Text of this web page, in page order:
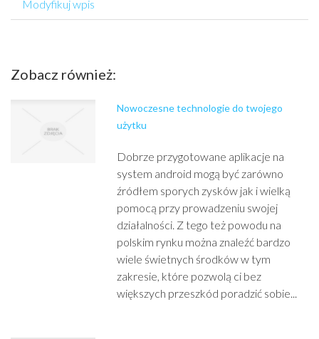
Modyfikuj wpis
Zobacz również:
Nowoczesne technologie do twojego
użytku
Dobrze przygotowane aplikacje na
system android mogą być zarówno
źródłem sporych zysków jak i wielką
pomocą przy prowadzeniu swojej
działalności. Z tego też powodu na
polskim rynku można znaleźć bardzo
wiele świetnych środków w tym
zakresie, które pozwolą ci bez
większych przeszkód poradzić sobie...